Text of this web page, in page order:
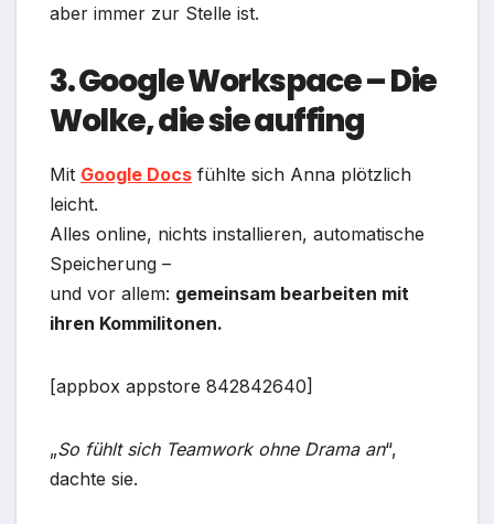
aber immer zur Stelle ist.
3. Google Workspace – Die
Wolke, die sie auffing
Mit Google Docs fühlte sich Anna plötzlich
leicht.
Alles online, nichts installieren, automatische
Speicherung –
und vor allem: gemeinsam bearbeiten mit
ihren Kommilitonen.
[appbox appstore 842842640]
„So fühlt sich Teamwork ohne Drama an“,
dachte sie.